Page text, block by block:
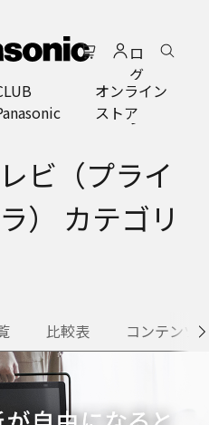
ロ
グ
イ
ン
オンライン
ストア
ビ（プライ
） カテゴリ
比較表 コンテンツ